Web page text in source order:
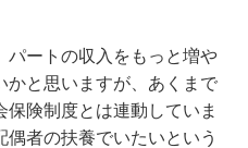
パートの収入をもっと増や
かと思いますが、あくまで
保険制度とは連動していま
者の扶養でいたいという